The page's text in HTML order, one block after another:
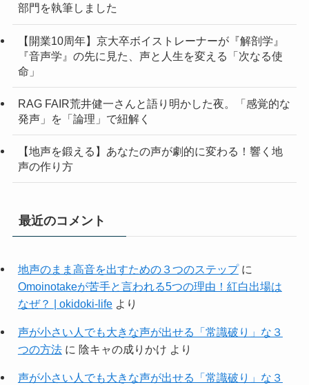
部門を執筆しました
【開業10周年】京大卒ボイストレーナーが『解剖学』
『音声学』の先に見た、声と人生を変える「次なる使
命」
RAG FAIR荒井健一さんと語り明かした夜。「感覚的な
発声」を「論理」で紐解く
【地声を鍛える】あなたの声が劇的に変わる！響く地
声の作り方
最近のコメント
地声のまま高音を出すための３つのステップに
Omoinotakeが苦手と言われる5つの理由！紅白出場は
なぜ？ | okidoki-lifeより
声が小さい人でも大きな声が出せる「常識破り」な３
つの方法に 陰キャの成りかけ より
声が小さい人でも大きな声が出せる「常識破り」な３